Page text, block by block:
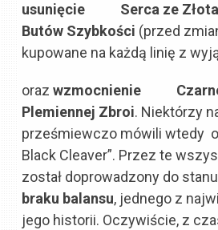
usunięcie
Serca ze
Butów Szybkości (przed
kupowane na każdą linię z
orazwzmocnienie
Plemiennej Zbroi. Niektórzy
prześmiewczo mówili wtedy
Black Cleaver”. Przez te
został doprowadzony do stanu
braku balansu, jednego z
jego historii. Oczywiście, z